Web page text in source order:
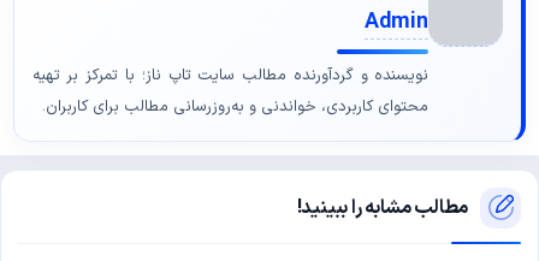
Admin
نویسنده و گردآورنده مطالب سایت تاپ ناز؛ با تمرکز بر تهیه
محتوای کاربردی، خواندنی و به‌روزرسانی مطالب برای کاربران.
مطالب مشابه را ببینید!